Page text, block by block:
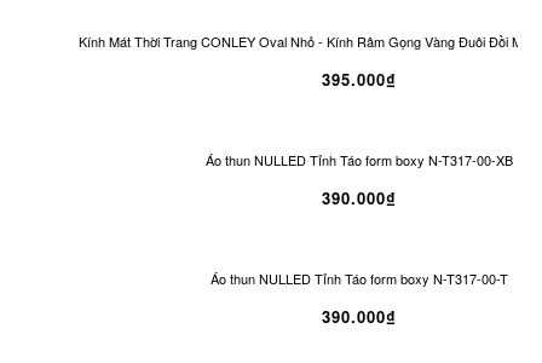
Kính Mát Thời Trang CONLEY Oval Nhỏ - Kính Râm Gọng Vàng Đuôi Đồi Mồi
395.000₫
Áo thun NULLED Tỉnh Táo form boxy N-T317-00-XB
390.000₫
Áo thun NULLED Tỉnh Táo form boxy N-T317-00-T
390.000₫